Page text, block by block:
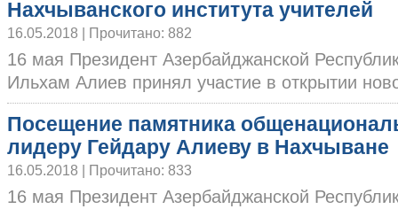
Нахчыванского института учителей
16.05.2018 | Прочитано: 882
16 мая Президент Азербайджанской
Ильхам Алиев принял участие в открытии
Посещение памятника
лидеру Гейдару Алиеву в Нахчыване
16.05.2018 | Прочитано: 833
16 мая Президент Азербайджанской